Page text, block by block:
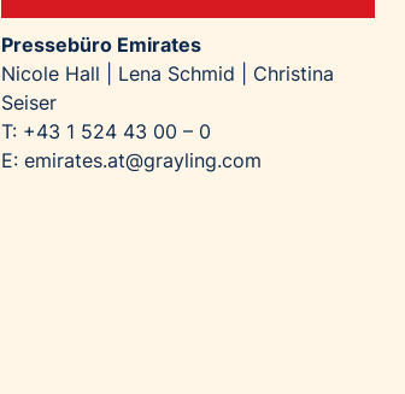
Pressebüro Emirates
Nicole Hall | Lena Schmid | Christina
Seiser
T: +43 1 524 43 00 – 0
E:emirates.at@grayling.com